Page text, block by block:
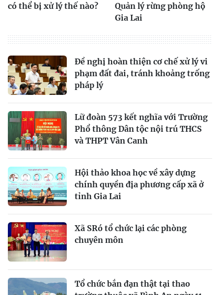
có thể bị xử lý thế nào?
Quản lý rừng phòng hộ
Gia Lai
Đề nghị hoàn thiện cơ chế xử lý vi
phạm đất đai, tránh khoảng trống
pháp lý
Lữ đoàn 573 kết nghĩa với Trường
Phổ thông Dân tộc nội trú THCS
và THPT Vân Canh
Hội thảo khoa học về xây dựng
chính quyền địa phương cấp xã ở
tỉnh Gia Lai
Xã SRó tổ chức lại các phòng
chuyên môn
Tổ chức bắn đạn thật tại thao